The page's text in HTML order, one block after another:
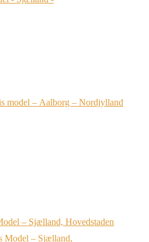
model – Aalborg – Nordjylland
– Sjælland, Hovedstaden